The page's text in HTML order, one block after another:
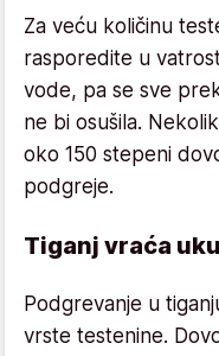
Za veću količinu
rasporedite u
vode, pa se sve
ne bi osušila.
oko 150 stepeni
podgreje.
Tiganj vraća
Podgrevanje u
vrste testenine.